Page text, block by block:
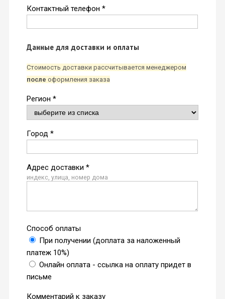
Контактный телефон *
Данные для доставки и оплаты
Стоимость доставки рассчитывается менеджером
после оформления заказа
Регион *
Город *
Адрес доставки *
индекс, улица, номер дома
Способ оплаты
При получении (доплата за наложенный
платеж 10%)
Онлайн оплата - ссылка на оплату придет в
письме
Комментарий к заказу